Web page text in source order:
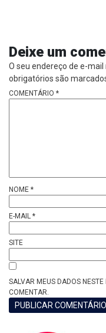
Deixe um
O seu endereço de e-mail
obrigatórios são
COMENTÁRIO *
NOME *
E-MAIL *
SITE
SALVAR MEUS DADOS
COMENTAR.